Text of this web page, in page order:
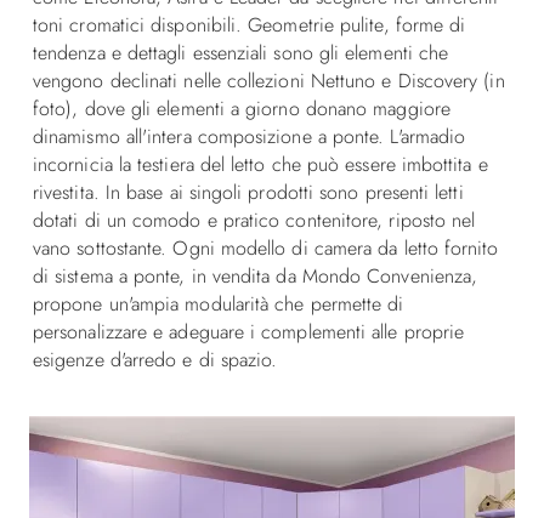
toni cromatici disponibili. Geometrie pulite, forme di
tendenza e dettagli essenziali sono gli elementi che
vengono declinati nelle collezioni Nettuno e Discovery (in
foto), dove gli elementi a giorno donano maggiore
dinamismo all'intera composizione a ponte. L'armadio
incornicia la testiera del letto che può essere imbottita e
rivestita. In base ai singoli prodotti sono presenti letti
dotati di un comodo e pratico contenitore, riposto nel
vano sottostante. Ogni modello di camera da letto fornito
di sistema a ponte, in vendita da Mondo Convenienza,
propone un'ampia modularità che permette di
personalizzare e adeguare i complementi alle proprie
esigenze d'arredo e di spazio.